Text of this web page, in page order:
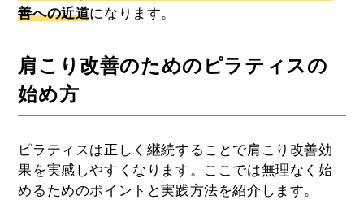
善への近道になります。
肩こり改善のためのピラティスの
始め方
ピラティスは正しく継続することで肩こり改善効
果を実感しやすくなります。ここでは無理なく始
めるためのポイントと実践方法を紹介します。